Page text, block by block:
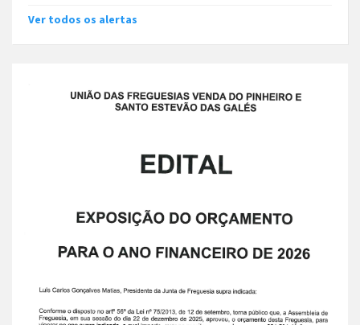
Ver todos os alertas